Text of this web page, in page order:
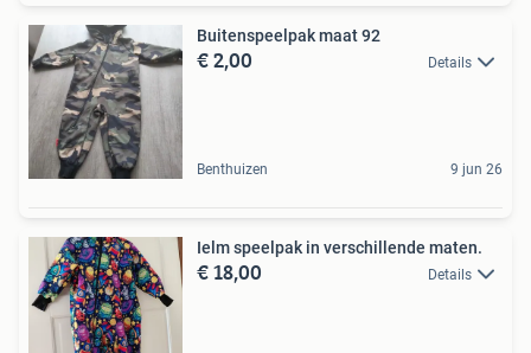
Buitenspeelpak maat 92
€ 2,00 Details
Benthuizen 9 jun 26
Ielm speelpak in verschillende maten.
€ 18,00 Details